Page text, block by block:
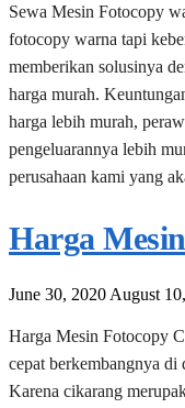
Sewa Mesin Fotocopy
fotocopy warna tapi
memberikan solusinya
harga murah.
harga lebih murah,
pengeluarannya lebih
perusahaan kami yang
Harga
June 30, 2020August
Harga Mesin Fotocopy
cepat berkembangnya di
Karena cikarang